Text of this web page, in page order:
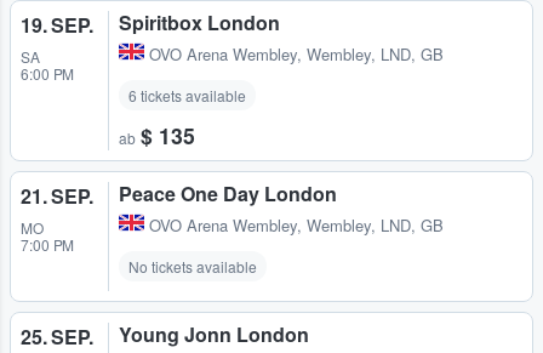
19. SEP.
SA
6:00 PM
Spiritbox London
OVO Arena Wembley, Wembley, LND, GB
6 tickets available
ab $ 135
21. SEP.
MO
7:00 PM
Peace One Day London
OVO Arena Wembley, Wembley, LND, GB
No tickets available
25. SEP. Young Jonn London